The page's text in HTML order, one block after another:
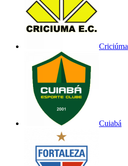
Criciúma
Cuiabá